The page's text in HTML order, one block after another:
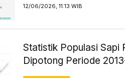
12/06/2026, 11:13 WIB
Statistik Populasi Sapi
Dipotong Periode